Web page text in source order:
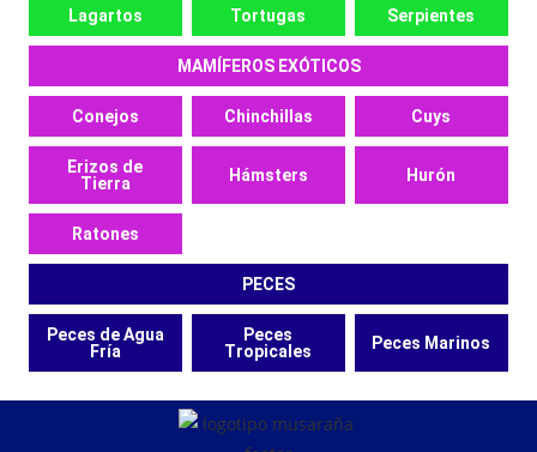
Lagartos Tortugas Serpientes
MAMÍFEROS EXÓTICOS
Conejos Chinchillas Cuys
Erizos de
Tierra
Hámsters Hurón
Ratones
PECES
Peces de Agua
Fría
Peces
Tropicales
Peces Marinos